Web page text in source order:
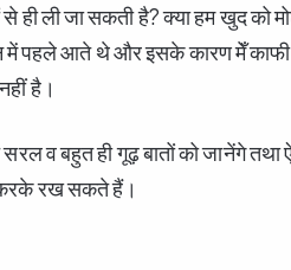
से ही ली जा सकती है? क्या हम खुद को
में पहले आते थे और इसके कारण मेँ काफी
है।
व बहुत ही गूढ़ बातों को जानेंगे तथा
रख सकते हैं।